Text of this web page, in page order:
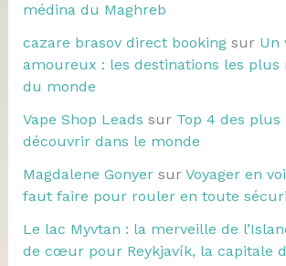
médina du Maghreb
cazare brasov direct bookingsur Un
amoureux : les destinations les plus
du monde
Vape Shop Leads sur Top 4 des plus
découvrir dans le monde
Magdalene Gonyersur Voyager en
faut faire pour rouler en toute
Le lac Myvtan : la merveille de
de cœur pour Reykjavík, la capitale